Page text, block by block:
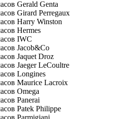
Gerald Genta
Girard Perregaux
Harry Winston
Hermes
IWC
Jacob&Co
Jaquet Droz
Jaeger LeCoultre
Longines
Maurice Lacroix
Omega
Panerai
Patek Philippe
Parmigiani